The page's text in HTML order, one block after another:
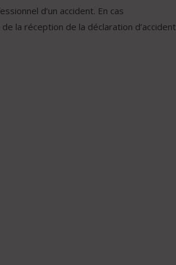
d’un accident. En cas
la réception de la déclaration d’accident